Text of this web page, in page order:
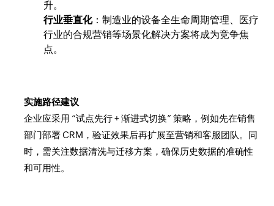
升。
行业垂直化：制造业的设备全生命周期管理、医疗
行业的合规营销等场景化解决方案将成为竞争焦
点。
实施路径建议
企业应采用 “试点先行 + 渐进式切换” 策略，例如先在销售
部门部署 CRM，验证效果后再扩展至营销和客服团队。同
时，需关注数据清洗与迁移方案，确保历史数据的准确性
和可用性。